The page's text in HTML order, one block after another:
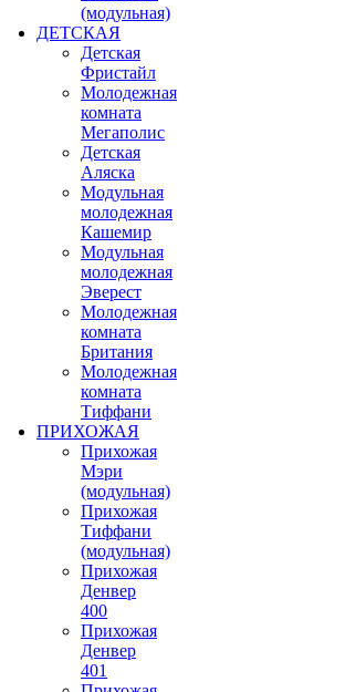
(модульная)
ДЕТСКАЯ
Детская
Фристайл
Молодежная
комната
Мегаполис
Детская
Аляска
Модульная
молодежная
Кашемир
Модульная
молодежная
Эверест
Молодежная
комната
Британия
Молодежная
комната
Тиффани
ПРИХОЖАЯ
Прихожая
Мэри
(модульная)
Прихожая
Тиффани
(модульная)
Прихожая
Денвер
400
Прихожая
Денвер
401